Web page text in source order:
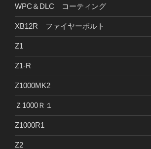
WPC＆DLC コーティング
XB12R ファイヤーボルト
Z1
Z1-R
Z1000MK2
Ｚ1000Ｒ１
Z1000R1
Z2